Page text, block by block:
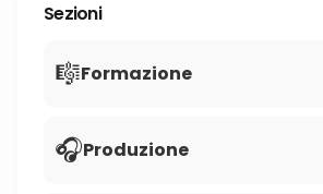
Sezioni
🎼Formazione
🎧Produzione